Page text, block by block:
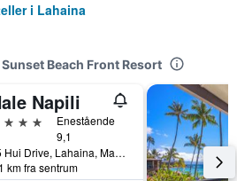
i Lahaina
Beach Front Resort
Napili
Enestående
9,1
65 Hui Drive, Lahaina, Maui, HI, USA
km fra sentrum